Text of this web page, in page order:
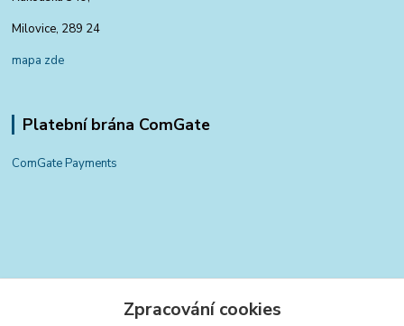
Milovice, 289 24
mapa zde
Platební brána ComGate
ComGate Payments
Zpracování cookies